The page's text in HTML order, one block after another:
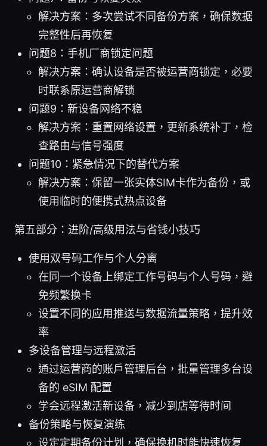
解决方案：多次尝试不同备份方案，确保数据
完整性后再恢复
问题8：手机厂商锁定问题
解决方案：确认设备是否被运营商锁定，必要
时联系原运营商解锁
问题9：新设备网络不稳
解决方案：重置网络设置，更新系统补丁，检
查路由与信号强度
问题10：紧急情况下的替代方案
解决方案：保留一张实体SIM卡作为备份，或
使用临时的便携式热点设备
第五部分：进阶/高级用法与省钱小技巧
使用双号码工作与个人分离
在同一个设备上绑定工作号码与个人号码，避
免频繁换卡
设置不同的应用推送与数据流量策略，提升效
率
多设备管理与远程激活
通过运营商的账户管理后台，批量管理多台设
备的 eSIM 配置
学会远程激活新设备，减少到店等待时间
备份策略与恢复演练
设定定期备份计划，确保换机时能快速恢复